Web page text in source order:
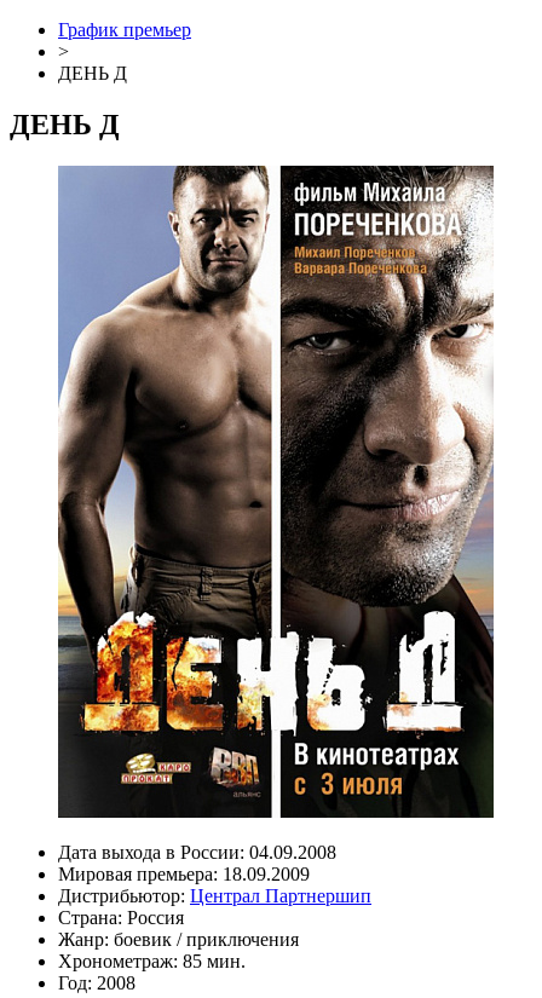
График премьер
>
ДЕНЬ Д
ДЕНЬ Д
Дата выхода в России: 04.09.2008
Мировая премьера: 18.09.2009
Дистрибьютор: Централ Партнершип
Страна: Россия
Жанр: боевик /приключения
Хронометраж: 85 мин.
Год: 2008